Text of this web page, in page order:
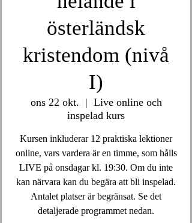
österländsk
kristendom (nivå
I)
ons 22 okt.
  |
Live online och
inspelad kurs
Kursen inkluderar 12 praktiska lektioner
online, vars vardera är en timme, som hålls
LIVE på onsdagar kl. 19:30. Om du inte
kan närvara kan du begära att bli inspelad.
Antalet platser är begränsat. Se det
detaljerade programmet nedan.